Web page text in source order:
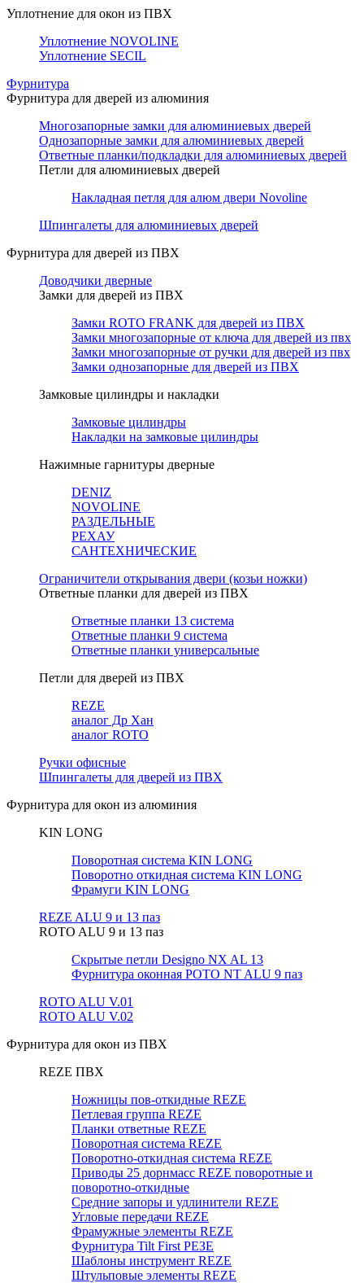
Уплотнение для окон из ПВХ
Уплотнение NOVOLINE
Уплотнение SECIL
Фурнитура
Фурнитура для дверей из алюминия
Многозапорные замки для алюминиевых дверей
Однозапорные замки для алюминиевых дверей
Ответные планки/подкладки для алюминиевых дверей
Петли для алюминиевых дверей
Накладная петля для алюм двери Novoline
Шпингалеты для алюминиевых дверей
Фурнитура для дверей из ПВХ
Доводчики дверные
Замки для дверей из ПВХ
Замки ROTO FRANK для дверей из ПВХ
Замки многозапорные от ключа для дверей из пвх
Замки многозапорные от ручки для дверей из пвх
Замки однозапорные для дверей из ПВХ
Замковые цилиндры и накладки
Замковые цилиндры
Накладки на замковые цилиндры
Нажимные гарнитуры дверные
DENIZ
NOVOLINE
РАЗДЕЛЬНЫЕ
РЕХАУ
САНТЕХНИЧЕСКИЕ
Ограничители открывания двери (козьи ножки)
Ответные планки для дверей из ПВХ
Ответные планки 13 система
Ответные планки 9 система
Ответные планки универсальные
Петли для дверей из ПВХ
REZE
аналог Др Хан
аналог ROTO
Ручки офисные
Шпингалеты для дверей из ПВХ
Фурнитура для окон из алюминия
KIN LONG
Поворотная система KIN LONG
Поворотно откидная система KIN LONG
Фрамуги KIN LONG
REZE ALU 9 и 13 паз
ROTO ALU 9 и 13 паз
Скрытые петли Designo NX AL 13
Фурнитура оконная РОТО NT ALU 9 паз
ROTO ALU V.01
ROTO ALU V.02
Фурнитура для окон из ПВХ
REZE ПВХ
Ножницы пов-откидные REZE
Петлевая группа REZE
Планки ответные REZE
Поворотная система REZE
Поворотно-откидная система REZE
Приводы 25 дорнмасс REZE поворотные и
поворотно-откидные
Средние запоры и удлинители REZE
Угловые передачи REZE
Фрамужные элементы REZE
Фурнитура Tilt First РЕЗЕ
Шаблоны инструмент REZE
Штульповые элементы REZE